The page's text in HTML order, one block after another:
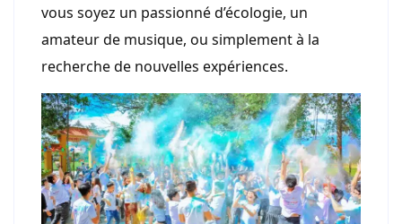
vous soyez un passionné d’écologie, un
amateur de musique, ou simplement à la
recherche de nouvelles expériences.